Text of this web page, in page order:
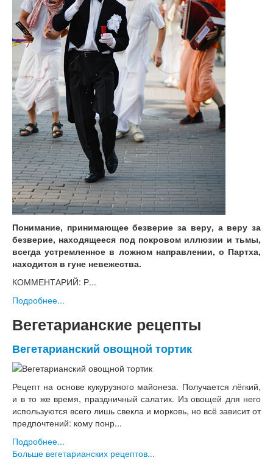
Понимание, принимающее безверие за веру, а веру за
безверие, находящееся под покровом иллюзии и тьмы,
всегда устремленное в ложном направлении, о Партха,
находится в гуне невежества.
КОММЕНТАРИЙ: Р...
Подробнее...
Вегетарианские рецепты
Вегетарианский овощной тортик
Рецепт на основе кукурузного майонеза. Получается лёгкий,
и в то же время, праздничный салатик. Из овощей для него
используются всего лишь свекла и морковь, но всё зависит от
предпочтений: кому понр...
Подробнее...
Больше вегетарианских рецептов...